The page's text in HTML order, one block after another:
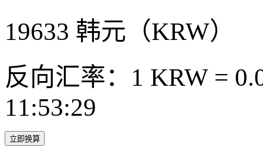
19633 韩元（KRW）
反向汇率：1 KRW =
11:53:29
立即换算